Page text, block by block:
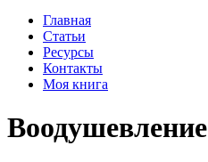
Главная
Статьи
Ресурсы
Контакты
Моя книга
Воодушевление